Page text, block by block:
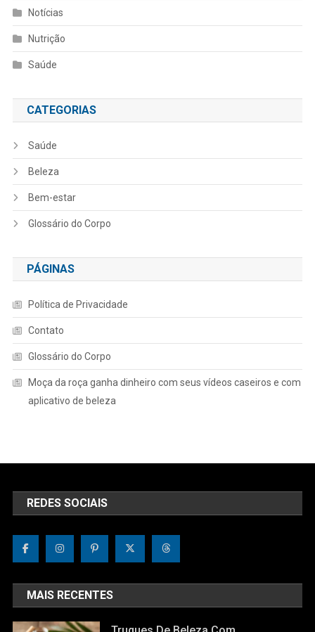
Notícias
Nutrição
Saúde
CATEGORIAS
Saúde
Beleza
Bem-estar
Glossário do Corpo
PÁGINAS
Política de Privacidade
Contato
Glossário do Corpo
Moça da roça ganha dinheiro com seus vídeos caseiros e com
aplicativo de beleza
REDES SOCIAIS
MAIS RECENTES